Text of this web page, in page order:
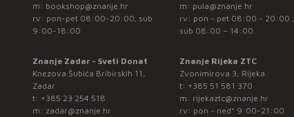
m: bookshop@znanje.hr
rv: pon-pet 08:00-20:00; sub
9:00-18:00
m: pula@znanje.hr
rv: pon - pet 08:00 - 20:00 ;
sub 08:00 – 14:00
Znanje Zadar - Sveti Donat
Knezova Šubića Bribirskih 11,
Zadar
t: +385 23 254 518
m: zadar@znanje.hr
Znanje Rijeka ZTC
Zvonimirova 3, Rijeka
t: +385 51 581 370
m: rijekaztc@znanje.hr
rv: pon - ned* 9:00-21:00